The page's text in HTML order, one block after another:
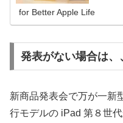
for Better Apple Life
発表がない場合は、
新商品発表会で万が一新
行モデルの iPad 第８世